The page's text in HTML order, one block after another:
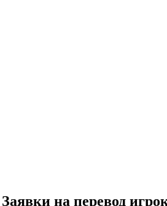
Заявки на перевод